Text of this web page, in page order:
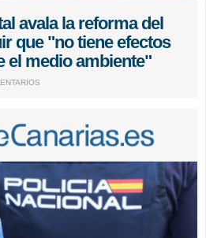
avala la reforma del
que "no tiene efectos
el medio ambiente"